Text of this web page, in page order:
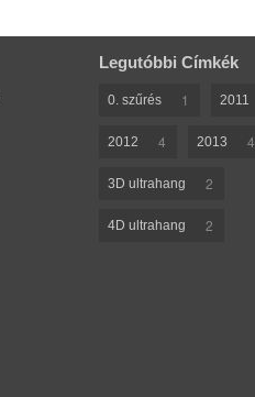
Legutóbbi Címkék
0. szűrés 1 2011
2012 4 2013 4
3D ultrahang 2
4D ultrahang 2